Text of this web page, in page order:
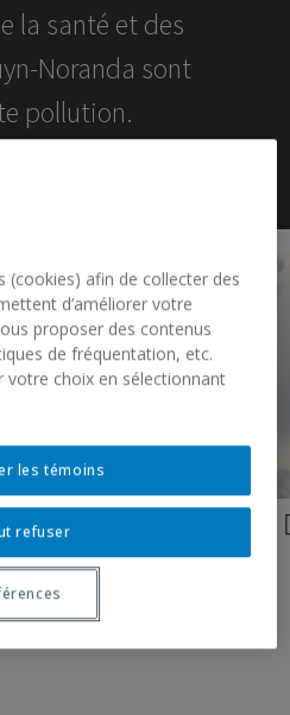
la santé et des
Noranda sont
pollution.
(cookies) afin de collecter des
d’améliorer votre
proposer des contenus
de fréquentation, etc.
votre choix en sélectionnant
refuser
les témoins